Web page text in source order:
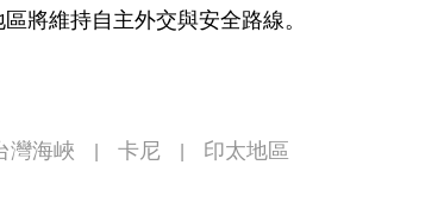
將維持自主外交與安全路線。
灣海峽 卡尼 印太地區